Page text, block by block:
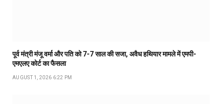
पूर्व मंत्री मंजू वर्मा और पति को 7-7 साल की सजा, अवैध हथियार मामले में एमपी-
एमएलए कोर्ट का फैसला
AUGUST 1, 2026 6:22 PM